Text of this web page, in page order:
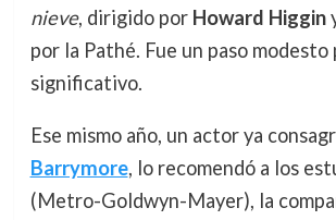
nieve, dirigido por Howard Higgin
por la Pathé. Fue un paso modesto
significativo.
Ese mismo año, un actor ya
Barrymore, lo recomendó a los
(Metro-Goldwyn-Mayer), la